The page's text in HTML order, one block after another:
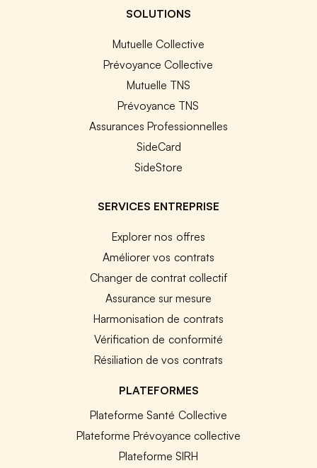
SOLUTIONS
Mutuelle Collective
Prévoyance Collective
Mutuelle TNS
Prévoyance TNS
Assurances Professionnelles
SideCard
SideStore
SERVICES ENTREPRISE
Explorer nos offres
Améliorer vos contrats
Changer de contrat collectif
Assurance sur mesure
Harmonisation de contrats
Vérification de conformité
Résiliation de vos contrats
PLATEFORMES
Plateforme Santé Collective
Plateforme Prévoyance collective
Plateforme SIRH